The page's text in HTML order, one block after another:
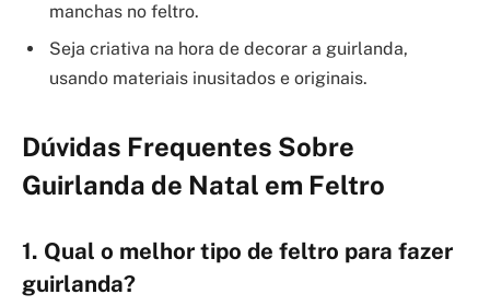
manchas no feltro.
Seja criativa na hora de decorar a guirlanda,
usando materiais inusitados e originais.
Dúvidas Frequentes Sobre
Guirlanda de Natal em Feltro
1. Qual o melhor tipo de feltro para fazer
guirlanda?